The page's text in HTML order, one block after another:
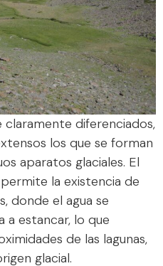
claramente diferenciados,
los que se forman
aparatos glaciales. El
la existencia de
donde el agua se
a estancar, lo que
de las lagunas,
glacial.